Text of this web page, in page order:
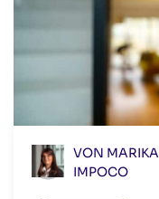
VON MARIKA
IMPOCO